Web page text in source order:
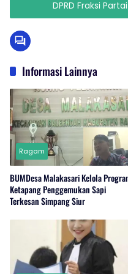
DPRD Fraksi
Jaring
Informasi Lainnya
Ragam
BUMDesa Malakasari Kelola
Ketapang Penggemukan Sapi
Terkesan Simpang Siur